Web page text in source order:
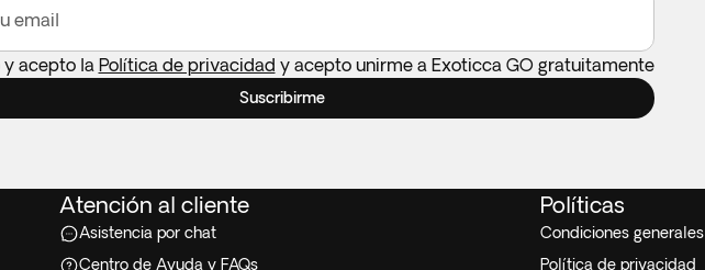
email
y acepto la Política de privacidad y acepto unirme a Exoticca GO gratuitamente
Suscribirme
Atención al cliente
Asistencia por chat
Centro de Ayuda y FAQs
Políticas
Condiciones generales
Política de privacidad